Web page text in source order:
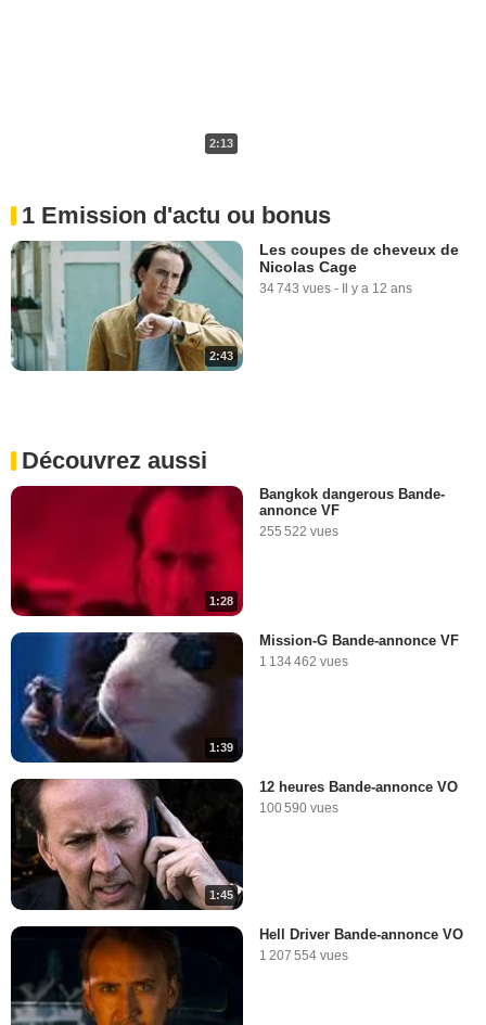
2:13
1 Emission d'actu ou bonus
2:43
Les coupes de cheveux de
Nicolas Cage
34 743 vues - Il y a 12 ans
Découvrez aussi
1:28
Bangkok dangerous Bande-
annonce VF
255 522 vues
1:39
Mission-G Bande-annonce VF
1 134 462 vues
1:45
12 heures Bande-annonce VO
100 590 vues
Hell Driver Bande-annonce VO
1 207 554 vues